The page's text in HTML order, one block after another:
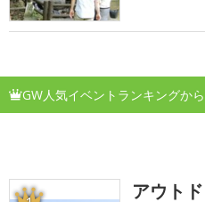
GW人気イベントランキングか
アウト